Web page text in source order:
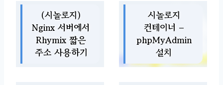
(시놀로지)
Nginx 서버에서
Rhymix 짧은
주소 사용하기
시놀로지
컨테이너 –
phpMyAdmin
설치